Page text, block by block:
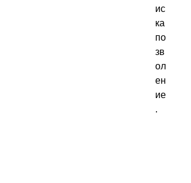
ис
ка
по
зв
ол
ен
ие
.